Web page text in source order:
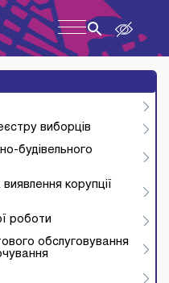
Toggle
navigation
виборців
будівельного
виявлення корупції
роботи
обслуговування